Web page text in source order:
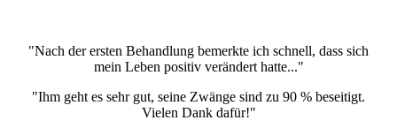
"Nach der ersten Behandlung bemerkte ich schnell, dass sich
mein Leben positiv verändert hatte..."
"Ihm geht es sehr gut, seine Zwänge sind zu 90 % beseitigt.
Vielen Dank dafür!"